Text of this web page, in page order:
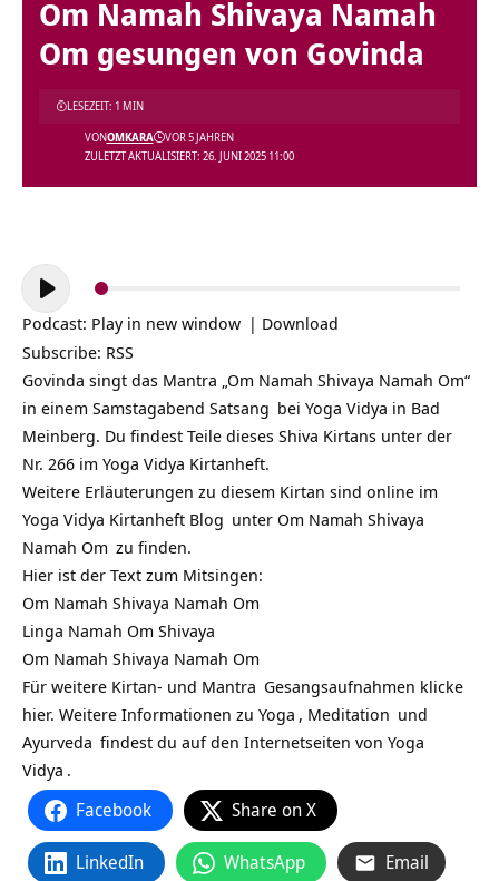
Om Namah Shivaya Namah
Om gesungen von Govinda
ZULETZT AKTUALISIERT: 26. JUNI 2025 11:00
VONOMKARA VOR 5 JAHREN
LESEZEIT: 1 MIN
Audio-
Player
Podcast: Play in new window | Download
Subscribe: RSS
Govinda singt das Mantra „Om Namah Shivaya Namah Om“
in einem Samstagabend Satsang bei Yoga Vidya in Bad
Meinberg. Du findest Teile dieses Shiva Kirtans unter der
Nr. 266 im Yoga Vidya Kirtanheft.
Weitere Erläuterungen zu diesem Kirtan sind online im
Yoga Vidya Kirtanheft Blog unter Om Namah Shivaya
Namah Om zu finden.
Hier ist der Text zum Mitsingen:
Om Namah Shivaya Namah Om
Linga Namah Om Shivaya
Om Namah Shivaya Namah Om
Für weitere Kirtan- und Mantra Gesangsaufnahmen klicke
hier. Weitere Informationen zu Yoga , Meditation und
Ayurveda findest du auf den Internetseiten von Yoga
Vidya .
Facebook Share on X
LinkedIn WhatsApp Email